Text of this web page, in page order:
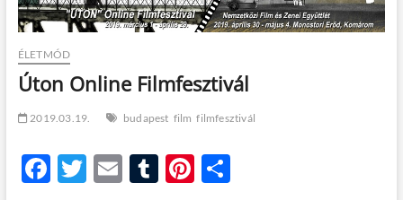
o
ÉLETMÓD
Úton Online Filmfesztivál
2019.03.19. budapest film filmfesztivál
F T E T Pi O